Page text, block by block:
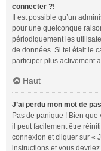
connecter ?!
Il est possible qu’un
pour une quelconque
périodiquement les
de données. Si tel était le
participer plus activement
Haut
J’ai perdu mon mot de
Pas de panique ! Bien
il peut facilement être
connexion et cliquer sur «
instructions et vous